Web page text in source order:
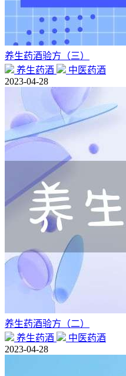
养生药酒验方（三）
养生药酒
中医药酒
2023-04-28
养生药酒验方（二）
养生药酒
中医药酒
2023-04-28